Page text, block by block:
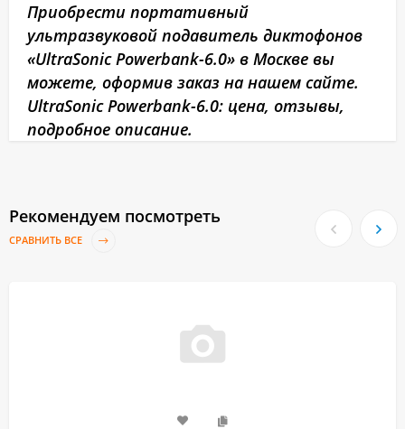
Приобрести портативный
ультразвуковой подавитель диктофонов
«UltraSonic Powerbank-6.0» в Москве вы
можете, оформив заказ на нашем сайте.
UltraSonic Powerbank-6.0: цена, отзывы,
подробное описание.
Рекомендуем посмотреть
СРАВНИТЬ ВСЕ